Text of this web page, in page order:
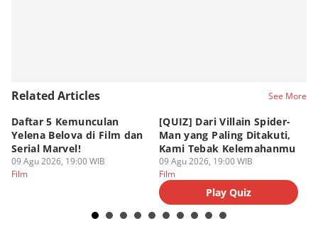
Related Articles See More
Daftar 5 Kemunculan
Yelena Belova di Film dan
Serial Marvel!
09 Agu 2026, 19:00 WIB
Film
[QUIZ] Dari Villain Spider-
Man yang Paling Ditakuti,
Kami Tebak Kelemahanmu
09 Agu 2026, 19:00 WIB
Film
Play Quiz